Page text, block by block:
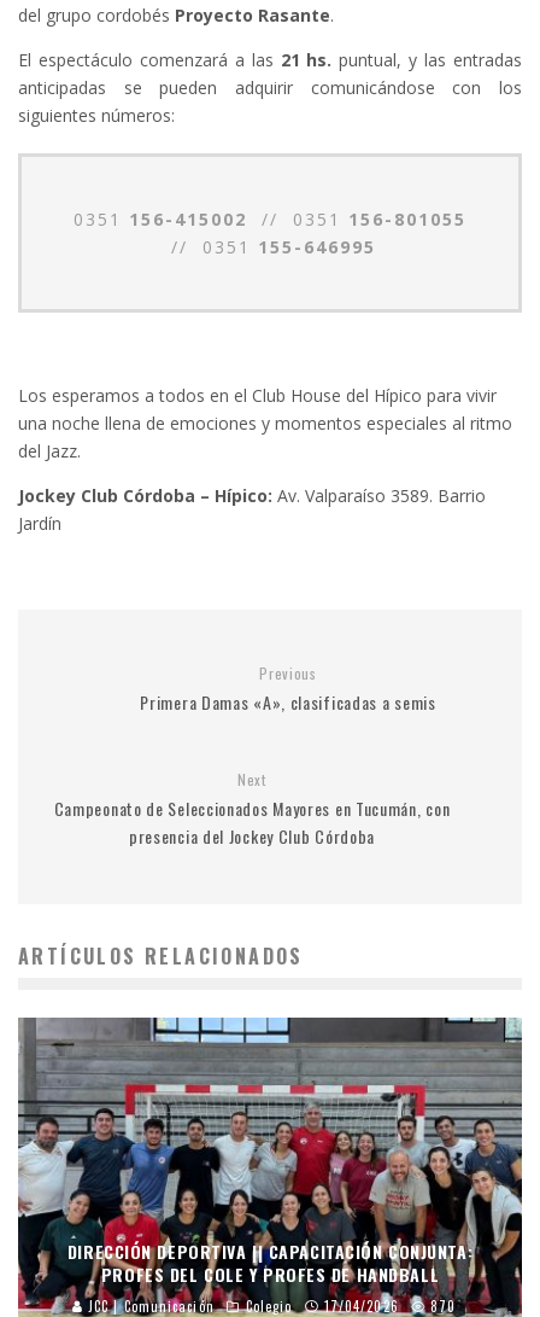
del grupo cordobés Proyecto Rasante.
El espectáculo comenzará a las 21 hs. puntual, y las entradas
anticipadas se pueden adquirir comunicándose con los
siguientes números:
0351 156-415002 // 0351 156-801055
// 0351 155-646995
Los esperamos a todos en el Club House del Hípico para vivir
una noche llena de emociones y momentos especiales al ritmo
del Jazz.
Jockey Club Córdoba – Hípico: Av. Valparaíso 3589. Barrio
Jardín
Previous
Primera Damas «A», clasificadas a semis
Next
Campeonato de Seleccionados Mayores en Tucumán, con
presencia del Jockey Club Córdoba
ARTÍCULOS RELACIONADOS
DIRECCIÓN DEPORTIVA || CAPACITACIÓN CONJUNTA:
PROFES DEL COLE Y PROFES DE HANDBALL
JCC | Comunicación Colegio 17/04/2026 870